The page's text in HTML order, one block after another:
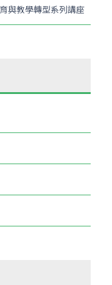
與教學轉型系列講座